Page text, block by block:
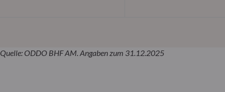
Quelle: ODDO BHF AM. Angaben zum 31.12.2025